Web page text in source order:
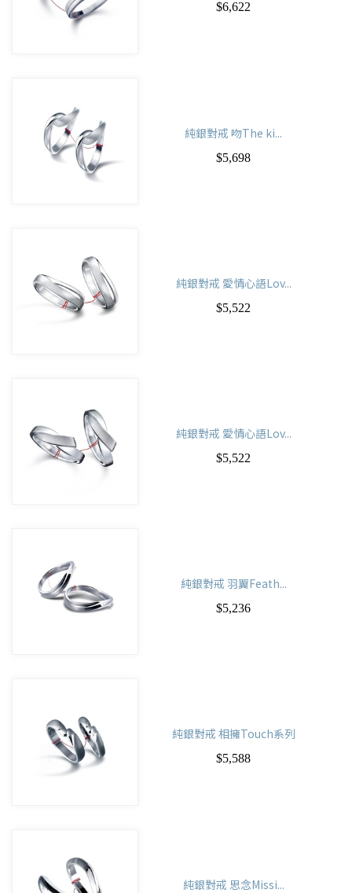
$6,622
純銀對戒 吻The ki...
$5,698
純銀對戒 愛情心語Lov...
$5,522
純銀對戒 愛情心語Lov...
$5,522
純銀對戒 羽翼Feath...
$5,236
純銀對戒 相擁Touch系列
$5,588
純銀對戒 思念Missi...